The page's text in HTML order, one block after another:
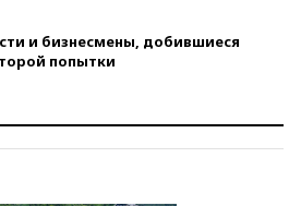
и бизнесмены, добившиеся
попытки